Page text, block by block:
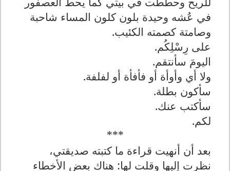
في عُشه وحيدة بلون كلون المساء شاحبة
وصامتة كصمته الكئيب.
على رِسْلِكُم.
اليومَ سأنتقم.
ولا أي وأوأة أو فأفأة أو لفلفة.
سأكون بطلة.
سأكتب عنك.
لكم.
***
بعد أن أنهيت قراءة ما كتبته صديقتي،
نظرت إليها وقلت لها: هناك بعض الأخطاء